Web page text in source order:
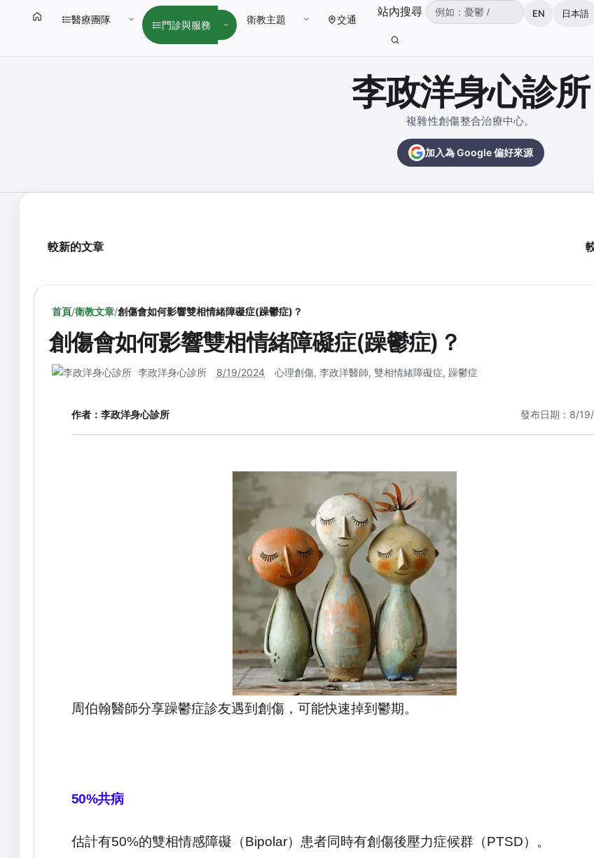
醫療團隊 門診與服務 衛教主題 交通
站內搜尋 （可輸入：憂鬱、焦慮、失眠、
EN 日本語
李政洋身心診所
複雜性創傷整合治療中心。
加入為 Google 偏好來源
較新的文章
首頁/衛教文章/創傷會如何影響雙相情緒障礙症(躁鬱症)？
創傷會如何影響雙相情緒障礙症(躁鬱症)？
李政洋身心診所 8/19/2024 心理創傷, 李政洋醫師, 雙相情緒障礙症, 躁鬱症
作者： 李政洋身心診所 發布日期：8/
周伯翰醫師分享躁鬱症診友遇到創傷，可能快速掉到鬱期。
50%共病
估計有50%的雙相情感障礙（Bipolar）患者同時有創傷後壓力症候群（PTSD）。